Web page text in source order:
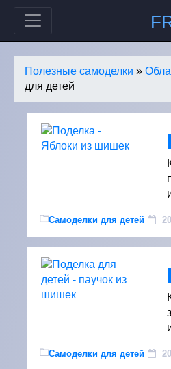
Полезные самоделки »
для детей
Самоделки для детей
Самоделки для детей